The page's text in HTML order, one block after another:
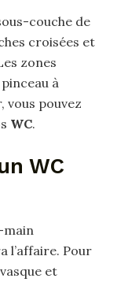
couche de
croisées et
zones
à
vous pouvez
WC.
WC
l’affaire. Pour
et